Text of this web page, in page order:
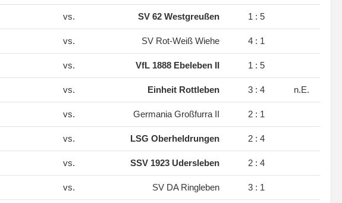
vs. SV 62 Westgreußen 1 : 5
vs. SV Rot-Weiß Wiehe 4 : 1
vs. VfL 1888 Ebeleben II 1 : 5
vs. Einheit Rottleben 3 : 4 n.E.
vs. Germania Großfurra II 2 : 1
vs. LSG Oberheldrungen 2 : 4
vs. SSV 1923 Udersleben 2 : 4
vs. SV DA Ringleben 3 : 1